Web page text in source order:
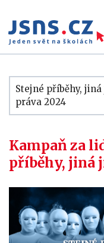
Stejné příběhy,
práva 2024
Kampaň za
příběhy, jiná